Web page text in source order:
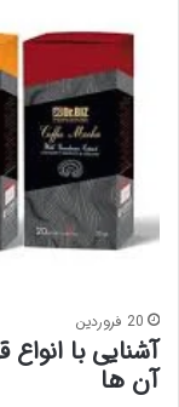
20 فروردین
آشنایی با
آن ها